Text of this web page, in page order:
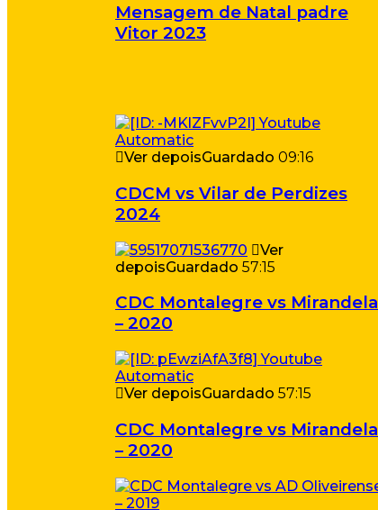
Mensagem de Natal padre
Vitor 2023
Ver depoisGuardado 09:16
CDCM vs Vilar de Perdizes
2024
Ver
depoisGuardado 57:15
CDC Montalegre vs Mirandela
– 2020
Ver depoisGuardado 57:15
CDC Montalegre vs Mirandela
– 2020